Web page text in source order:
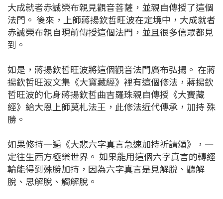
大成就者赤誠榮布親見觀音菩薩，並親自傳授了這個
法門。 後來，上師蔣揚欽哲旺波在定境中，大成就者
赤誠榮布親自現前傳授這個法門，並且很多信眾都見
到。
如是，蔣揚欽哲旺波將這個觀音法門廣布弘揚。 在蔣
揚欽哲旺波文集《大寶藏經》裡有這個修法，蔣揚欽
哲旺波的化身蔣揚欽哲曲吉羅珠親自傳授《大寶藏
經》給大恩上師莫札法王，此修法近代傳承，加持 殊
勝。
如果修持一遍《大悲六字真言急速加持祈請頌》，一
定往生西方極樂世界。 如果能用這個六字真言的轉經
輪能得到殊勝加持，因為六字真言是見解脫、聽解
脫、思解脫、觸解脫。